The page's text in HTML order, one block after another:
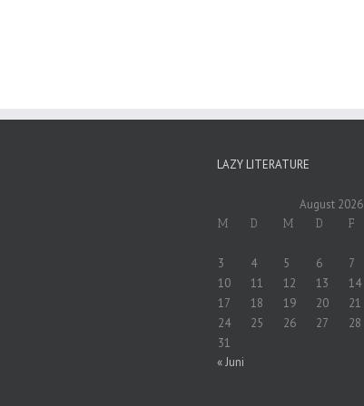
LAZY LITERATURE
August 2026
M D M D F
3
4 5 6 7
10
11 12 13 14
17
18 19 20 21
24
25 26 27 28
31
« Juni